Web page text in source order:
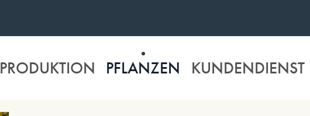
PRODUKTION PFLANZEN KUNDENDIENST